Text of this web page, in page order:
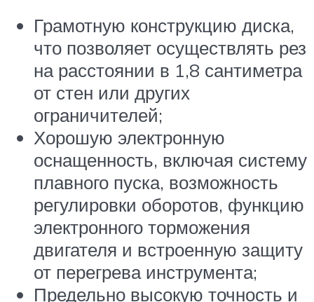
Грамотную конструкцию диска,
что позволяет осуществлять рез
на расстоянии в 1,8 сантиметра
от стен или других
ограничителей;
Хорошую электронную
оснащенность, включая систему
плавного пуска, возможность
регулировки оборотов, функцию
электронного торможения
двигателя и встроенную защиту
от перегрева инструмента;
Предельно высокую точность и